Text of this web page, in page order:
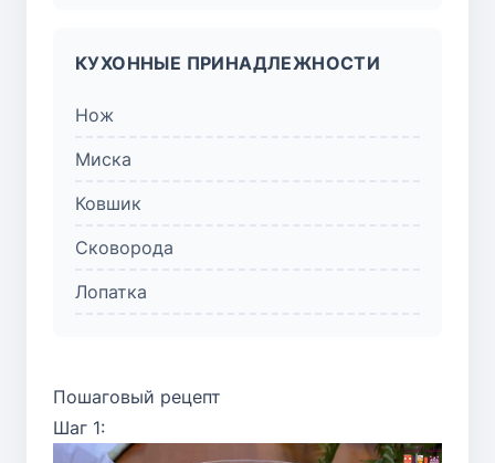
КУХОННЫЕ ПРИНАДЛЕЖНОСТИ
Нож
Миска
Ковшик
Сковорода
Лопатка
Пошаговый рецепт
Шаг 1: